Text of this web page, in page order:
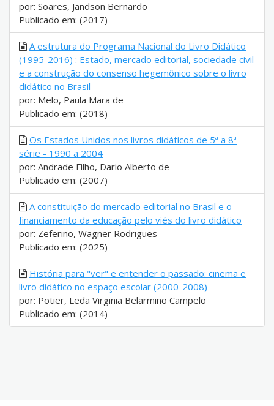
por: Soares, Jandson Bernardo
Publicado em: (2017)
A estrutura do Programa Nacional do Livro Didático
(1995-2016) : Estado, mercado editorial, sociedade civil
e a construção do consenso hegemônico sobre o livro
didático no Brasil
por: Melo, Paula Mara de
Publicado em: (2018)
Os Estados Unidos nos livros didáticos de 5ª a 8ª
série - 1990 a 2004
por: Andrade Filho, Dario Alberto de
Publicado em: (2007)
A constituição do mercado editorial no Brasil e o
financiamento da educação pelo viés do livro didático
por: Zeferino, Wagner Rodrigues
Publicado em: (2025)
História para "ver" e entender o passado: cinema e
livro didático no espaço escolar (2000-2008)
por: Potier, Leda Virginia Belarmino Campelo
Publicado em: (2014)